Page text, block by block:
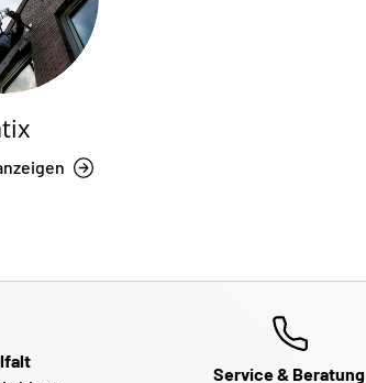
Service & Beratung